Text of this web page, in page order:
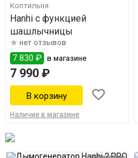
Коптильня
Hanhi с функцией
шашлычницы
нет отзывов
7 830 ₽ в магазине
7 990 ₽
Наличие в магазине